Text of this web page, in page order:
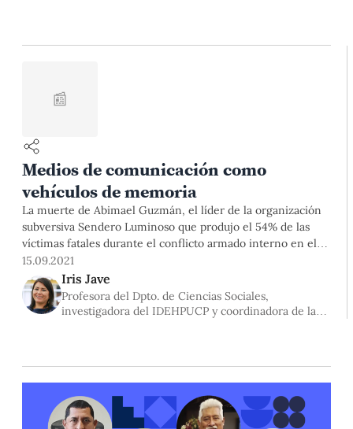
📰
Medios de comunicación como
vehículos de memoria
La muerte de Abimael Guzmán, el líder de la organización
subversiva Sendero Luminoso que produjo el 54% de las
víctimas fatales durante el conflicto armado interno en el
país (CAI) -tal como lo señala la CVR en Informe Final,
2003*-, ha traído consigo varios debates irresueltos sobre el
pasado reciente en el Perú. Cada cierto
15.09.2021
Iris Jave
Profesora del Dpto. de Ciencias Sociales,
investigadora del IDEHPUCP y coordinadora de la